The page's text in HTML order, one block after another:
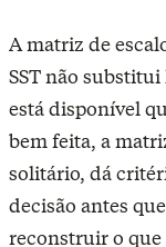
A matriz de
SST não
está disponível
bem feita, a
solitário, dá
decisão antes
reconstruir o